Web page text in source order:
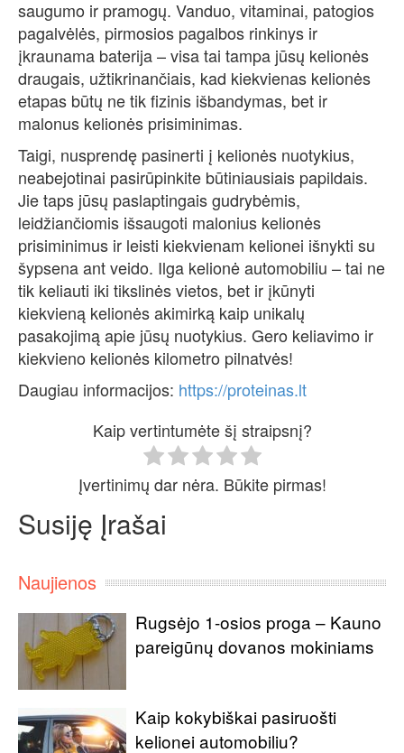
saugumo ir pramogų. Vanduo, vitaminai, patogios
pagalvėlės, pirmosios pagalbos rinkinys ir
įkraunama baterija – visa tai tampa jūsų kelionės
draugais, užtikrinančiais, kad kiekvienas kelionės
etapas būtų ne tik fizinis išbandymas, bet ir
malonus kelionės prisiminimas.
Taigi, nusprendę pasinerti į kelionės nuotykius,
neabejotinai pasirūpinkite būtiniausiais papildais.
Jie taps jūsų paslaptingais gudrybėmis,
leidžiančiomis išsaugoti malonius kelionės
prisiminimus ir leisti kiekvienam kelionei išnykti su
šypsena ant veido. Ilga kelionė automobiliu – tai ne
tik keliauti iki tikslinės vietos, bet ir įkūnyti
kiekvieną kelionės akimirką kaip unikalų
pasakojimą apie jūsų nuotykius. Gero keliavimo ir
kiekvieno kelionės kilometro pilnatvės!
Daugiau informacijos: https://proteinas.lt
Kaip vertintumėte šį straipsnį?
Įvertinimų dar nėra. Būkite pirmas!
Susiję Įrašai
Naujienos
Rugsėjo 1-osios proga – Kauno
pareigūnų dovanos mokiniams
Kaip kokybiškai pasiruošti
kelionei automobiliu?